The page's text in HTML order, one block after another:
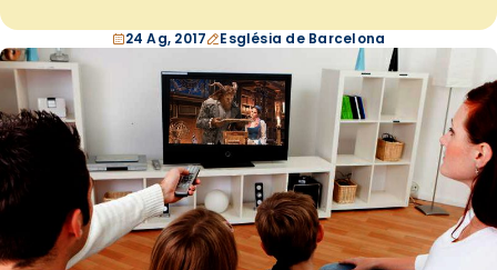
24 Ag, 2017 Església de Barcelona